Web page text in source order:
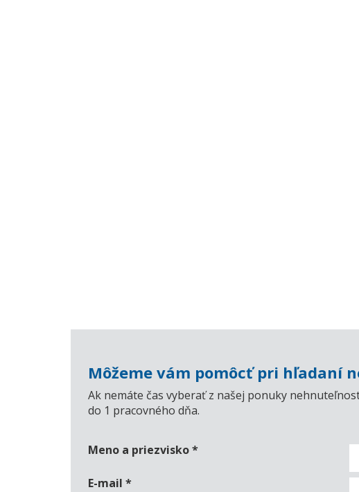
Môžeme vám pomôcť pri hľadaní
Ak nemáte čas vyberať z našej ponuky
do 1 pracovného dňa.
Meno a priezvisko*
E-mail *